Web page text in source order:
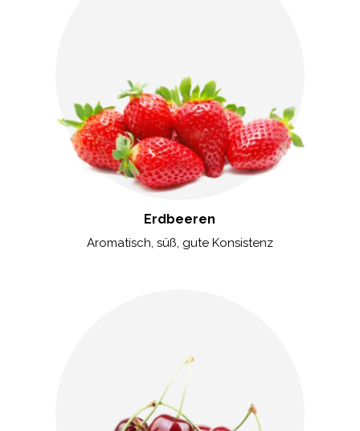
Erdbeeren
Aromatisch, süß, gute Konsistenz